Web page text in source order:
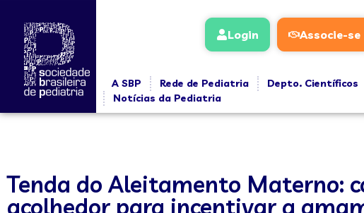
Login Associe-se
A SBP Rede de Pediatria Depto. Científicos
Notícias da Pediatria
Tenda do Aleitamento Materno:
acolhedor para incentivar a